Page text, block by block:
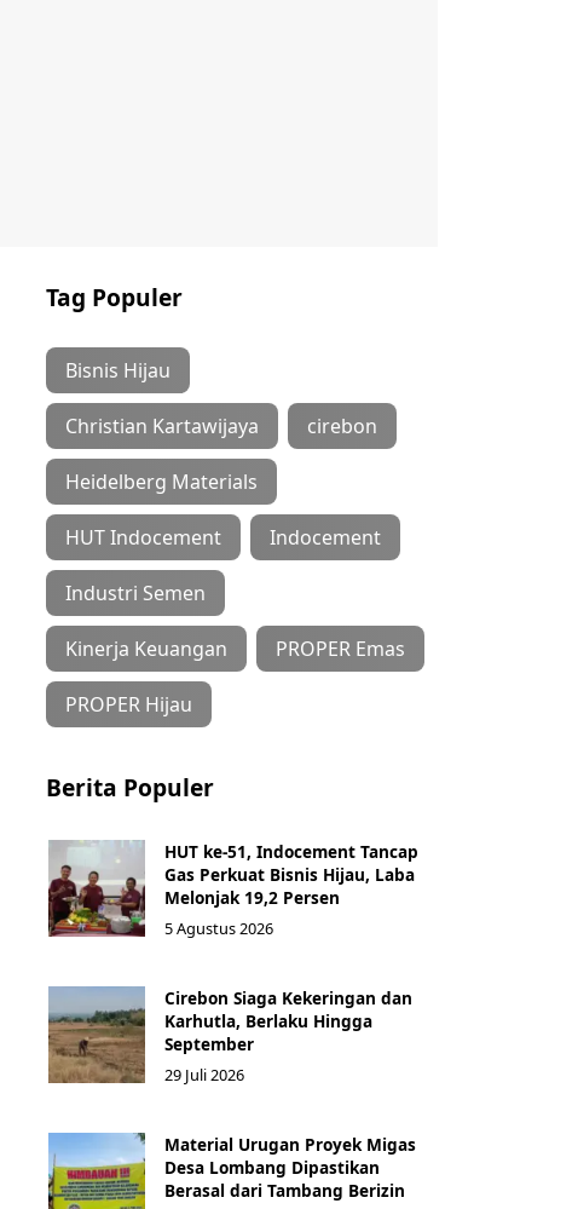
Tag Populer
Bisnis Hijau
Christian Kartawijaya cirebon
Heidelberg Materials
HUT Indocement Indocement
Industri Semen
Kinerja Keuangan PROPER Emas
PROPER Hijau
Berita Populer
HUT ke-51, Indocement Tancap
Gas Perkuat Bisnis Hijau, Laba
Melonjak 19,2 Persen
5 Agustus 2026
Cirebon Siaga Kekeringan dan
Karhutla, Berlaku Hingga
September
29 Juli 2026
Material Urugan Proyek Migas
Desa Lombang Dipastikan
Berasal dari Tambang Berizin